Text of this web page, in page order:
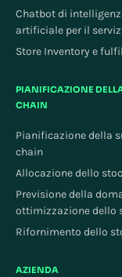
Chatbot di
artificiale per il
Store Inventory e
PIANIFICAZIONE
CHAIN
Pianificazione della
chain
Allocazione dello
Previsione della
ottimizzazione dello
Rifornimento dello
AZIENDA